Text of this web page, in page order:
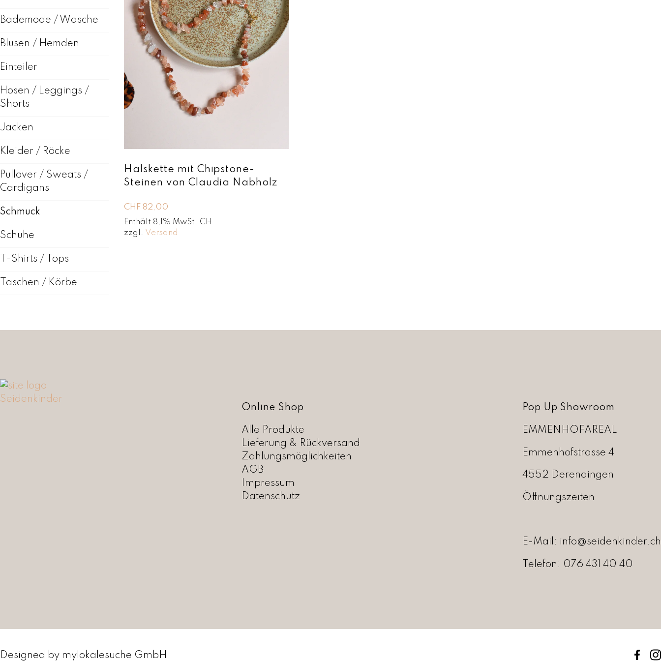
Halskette mit Chipstone-
Steinen von Claudia Nabholz
CHF 82,00
Enthält 8,1% MwSt. CH
zzgl. Versand
Bademode / Wäsche
Blusen / Hemden
Einteiler
Hosen / Leggings /
Shorts
Jacken
Kleider / Röcke
Pullover / Sweats /
Cardigans
Schmuck
Schuhe
T-Shirts / Tops
Taschen / Körbe
Online Shop
Alle Produkte
Lieferung & Rückversand
Zahlungsmöglichkeiten
AGB
Impressum
Datenschutz
Pop Up Showroom
EMMENHOFAREAL
Emmenhofstrasse 4
4552 Derendingen
Öffnungszeiten
E-Mail: info@seidenkinder.ch
Telefon: 076 431 40 40
Designed by mylokalesuche GmbH